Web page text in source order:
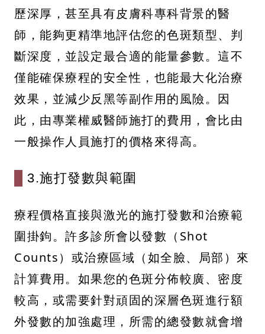
歷深厚，甚至具有皮膚科專科背景的醫
師，能夠更精準地評估您的色斑類型、判
斷深度，並設定最合適的能量參數。這不
僅能確保療程的安全性，也能最大化治療
效果，並減少反黑等副作用的風險。因
此，由專業權威醫師施打的費用，會比由
一般操作人員施打的價格來得高。
3.施打發數與範圍
療程價格直接與激光的施打發數和治療範
圍掛鉤。許多診所會以發數（Shot
Counts）或治療區域（如全臉、局部）來
計算費用。如果您的色斑分佈較廣、密度
較高，或需要針對頑固的深層色斑進行額
外發數的加強處理，所需的總發數就會增